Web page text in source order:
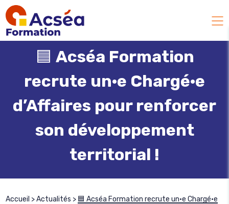
🟦 Acséa Formation
recrute un·e Chargé·e
d’Affaires pour renforcer
son développement
territorial !
Accueil >Actualités > 🟦 Acséa Formation recrute un·e Chargé·e